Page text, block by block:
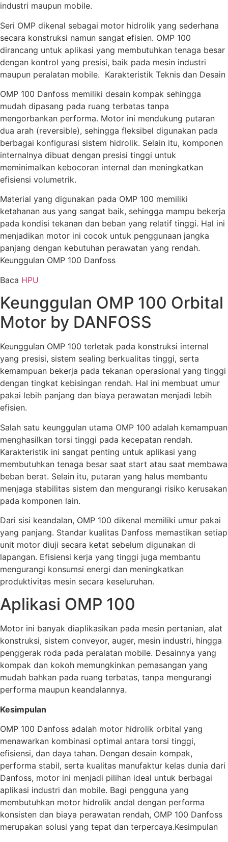
industri maupun mobile.
Seri OMP dikenal sebagai motor hidrolik yang sederhana
secara konstruksi namun sangat efisien. OMP 100
dirancang untuk aplikasi yang membutuhkan tenaga besar
dengan kontrol yang presisi, baik pada mesin industri
maupun peralatan mobile. Karakteristik Teknis dan Desain
OMP 100 Danfoss memiliki desain kompak sehingga
mudah dipasang pada ruang terbatas tanpa
mengorbankan performa. Motor ini mendukung putaran
dua arah (reversible), sehingga fleksibel digunakan pada
berbagai konfigurasi sistem hidrolik. Selain itu, komponen
internalnya dibuat dengan presisi tinggi untuk
meminimalkan kebocoran internal dan meningkatkan
efisiensi volumetrik.
Material yang digunakan pada OMP 100 memiliki
ketahanan aus yang sangat baik, sehingga mampu bekerja
pada kondisi tekanan dan beban yang relatif tinggi. Hal ini
menjadikan motor ini cocok untuk penggunaan jangka
panjang dengan kebutuhan perawatan yang rendah.
Keunggulan OMP 100 Danfoss
Baca HPU
Keunggulan OMP 100 Orbital
Motor by DANFOSS
Keunggulan OMP 100 terletak pada konstruksi internal
yang presisi, sistem sealing berkualitas tinggi, serta
kemampuan bekerja pada tekanan operasional yang tinggi
dengan tingkat kebisingan rendah. Hal ini membuat umur
pakai lebih panjang dan biaya perawatan menjadi lebih
efisien.
Salah satu keunggulan utama OMP 100 adalah kemampuan
menghasilkan torsi tinggi pada kecepatan rendah.
Karakteristik ini sangat penting untuk aplikasi yang
membutuhkan tenaga besar saat start atau saat membawa
beban berat. Selain itu, putaran yang halus membantu
menjaga stabilitas sistem dan mengurangi risiko kerusakan
pada komponen lain.
Dari sisi keandalan, OMP 100 dikenal memiliki umur pakai
yang panjang. Standar kualitas Danfoss memastikan setiap
unit motor diuji secara ketat sebelum digunakan di
lapangan. Efisiensi kerja yang tinggi juga membantu
mengurangi konsumsi energi dan meningkatkan
produktivitas mesin secara keseluruhan.
Aplikasi OMP 100
Motor ini banyak diaplikasikan pada mesin pertanian, alat
konstruksi, sistem conveyor, auger, mesin industri, hingga
penggerak roda pada peralatan mobile. Desainnya yang
kompak dan kokoh memungkinkan pemasangan yang
mudah bahkan pada ruang terbatas, tanpa mengurangi
performa maupun keandalannya.
Kesimpulan
OMP 100 Danfoss adalah motor hidrolik orbital yang
menawarkan kombinasi optimal antara torsi tinggi,
efisiensi, dan daya tahan. Dengan desain kompak,
performa stabil, serta kualitas manufaktur kelas dunia dari
Danfoss, motor ini menjadi pilihan ideal untuk berbagai
aplikasi industri dan mobile. Bagi pengguna yang
membutuhkan motor hidrolik andal dengan performa
konsisten dan biaya perawatan rendah, OMP 100 Danfoss
merupakan solusi yang tepat dan terpercaya.Kesimpulan